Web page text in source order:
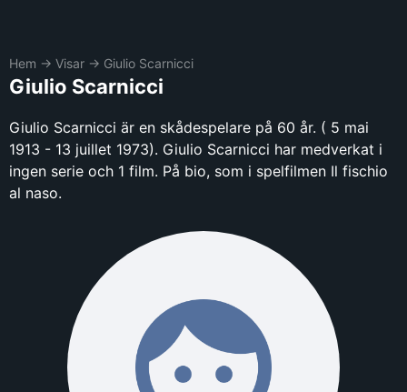
Hem → Visar → Giulio Scarnicci
Giulio Scarnicci
Giulio Scarnicci är en skådespelare på 60 år. ( 5 mai
1913 - 13 juillet 1973). Giulio Scarnicci har medverkat i
ingen serie och 1 film. På bio, som i spelfilmen Il fischio
al naso.